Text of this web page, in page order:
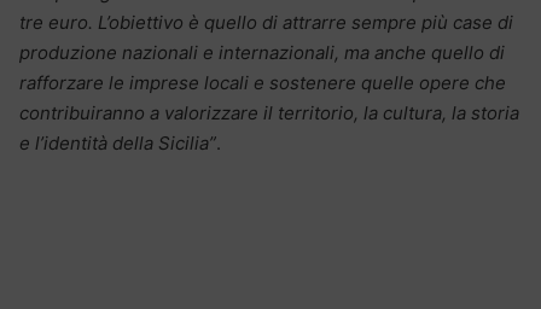
tre euro. L’obiettivo è quello di attrarre sempre più case di
produzione nazionali e internazionali, ma anche quello di
rafforzare le imprese locali e sostenere quelle opere che
contribuiranno a valorizzare il territorio, la cultura, la storia
e l’identità della Sicilia”.